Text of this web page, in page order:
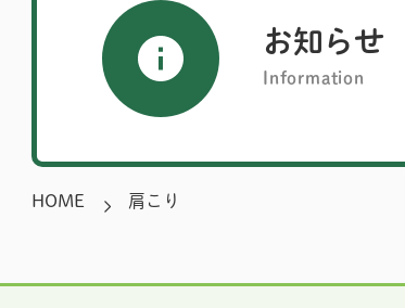
お知らせ
Information
HOME 肩こり